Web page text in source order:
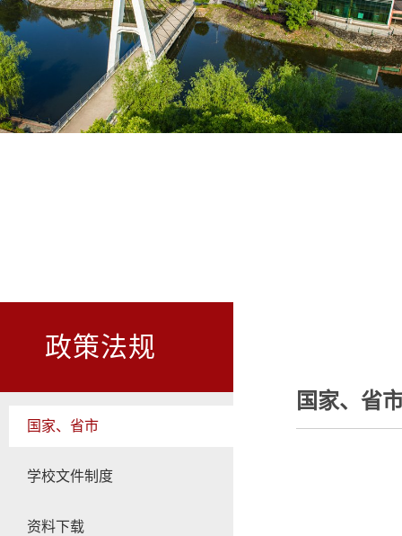
政策法规
国家、省市
学校文件制度
资料下载
国家、省